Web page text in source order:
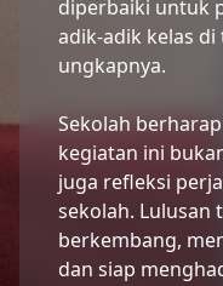
diperbaiki untuk
adik-adik kelas
ungkapnya.
Sekolah
kegiatan ini
juga refleksi
sekolah. Lulusan
berkembang,
dan siap